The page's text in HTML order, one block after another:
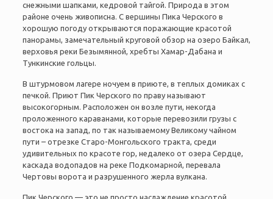
снежными шапками, кедровой тайгой. Природа в этом
районе очень живописна. С вершины Пика Черского в
хорошую погоду открываются поражающие красотой
панорамы, замечательный круговой обзор на озеро Байкал,
верховья реки Безымянной, хребты Хамар-Дабана и
Тункинские гольцы.
В штурмовом лагере ночуем в приюте, в теплых домиках с
печкой. Приют Пик Черского по праву называют
высокогорным. Расположен он возле пути, некогда
проложенного караванами, которые перевозили грузы с
востока на запад, по так называемому Великому чайном
пути – отрезке Старо-Монгольского тракта, среди
удивительных по красоте гор, недалеко от озера Сердце,
каскада водопадов на реке Подкомарной, перевала
Чертовы ворота и разрушенного жерла вулкана.
Пик Черского — это не просто наслаждение красотой